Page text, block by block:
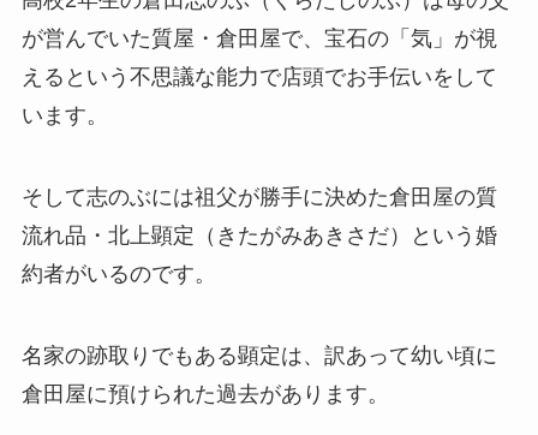
が営んでいた質屋・倉田屋で、宝石の「気」が視
えるという不思議な能力で店頭でお手伝いをして
います。
そして志のぶには祖父が勝手に決めた倉田屋の質
流れ品・北上顕定（きたがみあきさだ）という婚
約者がいるのです。
名家の跡取りでもある顕定は、訳あって幼い頃に
倉田屋に預けられた過去があります。